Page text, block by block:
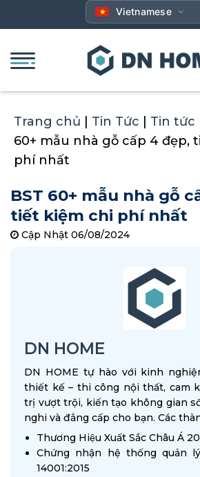
qua
dung
Vietnamese
Trang chủ Tin Tức Tin tức
60+ mẫu nhà gỗ cấp 4 đẹp,
phí nhất
BST 60+ mẫu nhà gỗ
tiết kiệm chi phí nhất
Cập Nhật 06/08/2024
DN HOME
DN HOME tự hào với kinh
thiết kế – thi công nội thất, cam
trị vượt trội, kiến tạo không gian
nghi và đẳng cấp cho bạn. Các
Thương Hiệu Xuất Sắc Châu Á
Chứng nhận hệ thống quản
14001:2015